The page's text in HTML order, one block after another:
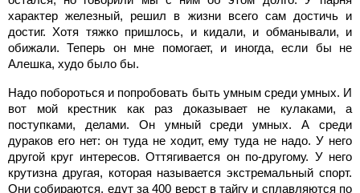
характер железный, решил в жизни всего сам достичь и
достиг. Хотя тяжко пришлось, и кидали, и обманывали, и
обижали. Теперь он мне помогает, и иногда, если бы не
Алешка, худо было бы.
Надо побороться и попробовать быть умным среди умных. И
вот мой крестник как раз доказывает не кулаками, а
поступками, делами. Он умный среди умных. А среди
дураков его нет: он туда не ходит, ему туда не надо. У него
другой круг интересов. Оттягивается он по-другому. У него
крутизна другая, которая называется экстремальный спорт.
Они собираются, едут за 400 верст в тайгу и сплавляются по